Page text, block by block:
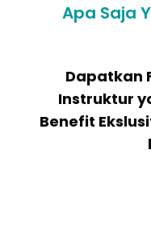
Apa Saja
Dapatkan
Instruktur
Benefit